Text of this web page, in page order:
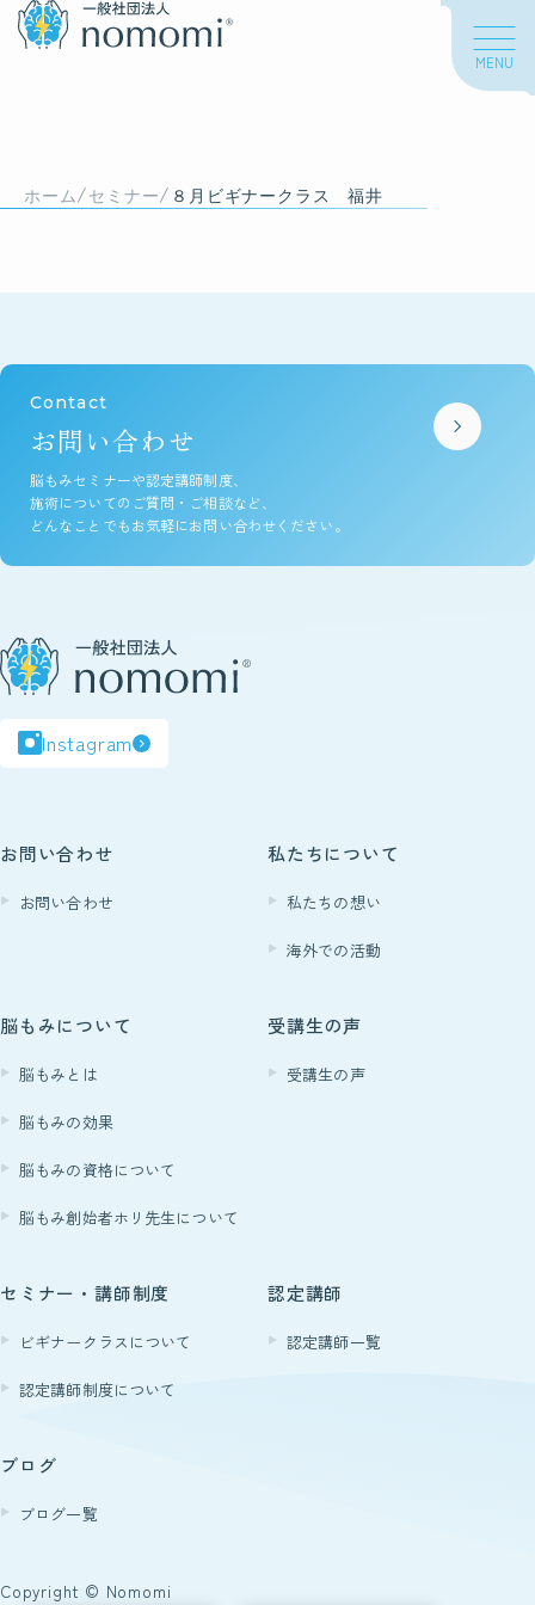
MENU
私たちについて
脳もみについて
About nomomi
脳もみとは
脳もみの効果
認定講師制度について
Certification
受講生の声
北海道
東北
近畿
ホーム/セミナー/ ８月ビギナークラス 福井
Contact
お問い合わせ
脳もみセミナーや認定講師制度、
施術についてのご質問・ご相談など、
どんなことでもお気軽にお問い合わせください。
Instagram
私たちについて
私たちの想い
海外での活動
脳もみについて
脳もみとは
脳もみの効果
脳もみの資格について
脳もみ創始者ホリ先生について
受講生の声
受講生の声
認定講師
認定講師一覧
セミナー・講師制度
ビギナークラスについて
認定講師制度について
ブログ
ブログ一覧
お問い合わせ
お問い合わせ
Copyright © Nomomi